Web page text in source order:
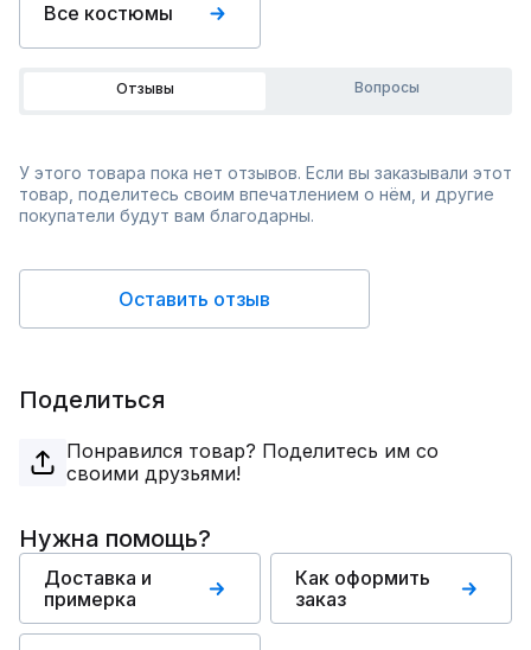
Все костюмы
Отзывы Вопросы
У этого товара пока нет отзывов. Если вы заказывали этот
товар, поделитесь своим впечатлением о нём, и другие
покупатели будут вам благодарны.
Оставить отзыв
Поделиться
Понравился товар? Поделитесь им со
своими друзьями!
Нужна помощь?
Доставка и
примерка
Как оформить
заказ